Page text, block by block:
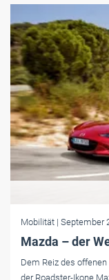
Mobilität | September
Mazda – der
Dem Reiz des
der Roadster-Ikone